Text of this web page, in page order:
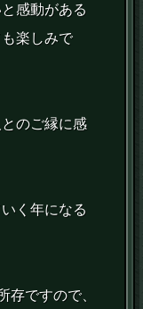
感動がある
楽しみで
のご縁に感
く年になる
存ですので、